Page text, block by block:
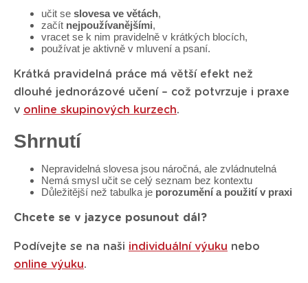
učit se slovesa ve větách,
začít nejpoužívanějšími,
vracet se k nim pravidelně v krátkých blocích,
používat je aktivně v mluvení a psaní.
Krátká pravidelná práce má větší efekt než
dlouhé jednorázové učení – což potvrzuje i praxe
v online skupinových kurzech.
Shrnutí
Nepravidelná slovesa jsou náročná, ale zvládnutelná
Nemá smysl učit se celý seznam bez kontextu
Důležitější než tabulka je porozumění a použití v praxi
Chcete se v jazyce posunout dál?
Podívejte se na naši individuální výuku nebo
online výuku.